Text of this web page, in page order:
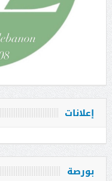
إعلانات
بورصة